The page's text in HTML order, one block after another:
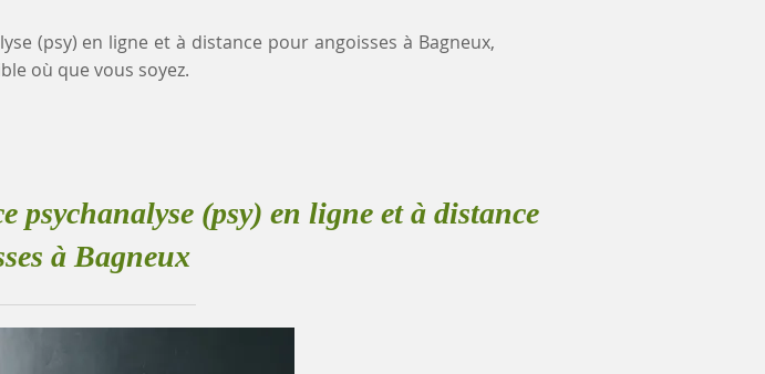
(psy) en ligne et à distance pour angoisses à Bagneux,
où que vous soyez.
psychanalyse (psy) en ligne et à distance
à Bagneux